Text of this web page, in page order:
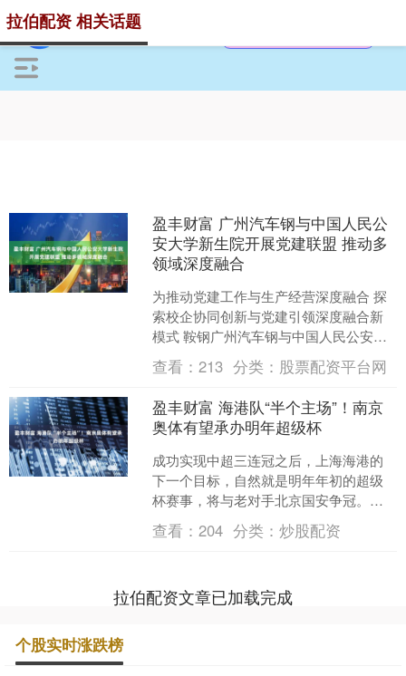
拉伯配资 相关话题
盈丰财富 广州汽车钢与中国人民公
安大学新生院开展党建联盟 推动多
领域深度融合
为推动党建工作与生产经营深度融合 探
索校企协同创新与党建引领深度融合新
模式 鞍钢广州汽车钢与中国人民公安大
学新生院 开展“六位一体”党建联盟活动
双方将积极探索....
查看：213 分类： 股票配资平台网
盈丰财富 海港队“半个主场”！南京
奥体有望承办明年超级杯
成功实现中超三连冠之后，上海海港的
下一个目标，自然就是明年年初的超级
杯赛事，将与老对手北京国安争冠。据
悉，作为2026年中国足坛的开年大戏，
超级杯很有可能放在江....
查看：204 分类：炒股配资
拉伯配资文章已加载完成
个股实时涨跌榜